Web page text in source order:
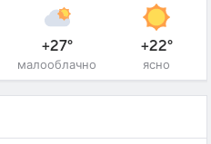
+27°
малооблачно
+22°
ясно